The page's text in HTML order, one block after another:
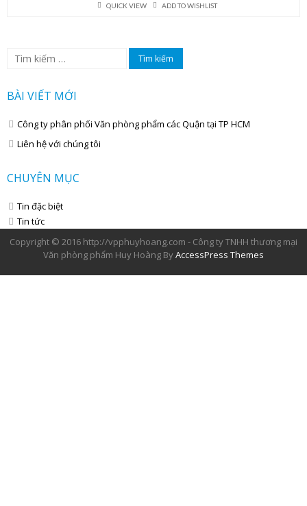
QUICK VIEW ADD TO WISHLIST
Tìm
kiếm
BÀI VIẾT MỚI
Công ty phân phối Văn phòng phẩm các Quận tại TP HCM
Liên hệ với chúng tôi
CHUYÊN MỤC
Tin đặc biệt
Tin tức
Copyright © 2016 http://vpphuyhoang.com - Công ty TNHH thương mại
Văn phòng phẩm Huy Hoàng ByAccessPress Themes